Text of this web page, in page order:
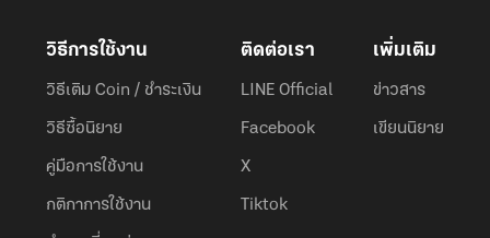
วิธีการใช้งาน
วิธีเติม Coin / ชำระเงิน
วิธีซื้อนิยาย
คู่มือการใช้งาน
กติกาการใช้งาน
ติดต่อเรา
LINE Official
Facebook
X
Tiktok
เพิ่มเติม
ข่าวสาร
เขียนนิยาย